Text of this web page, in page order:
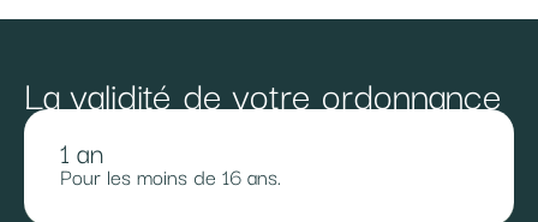
La validité de votre ordonnance
1 an
Pour les moins de 16 ans.